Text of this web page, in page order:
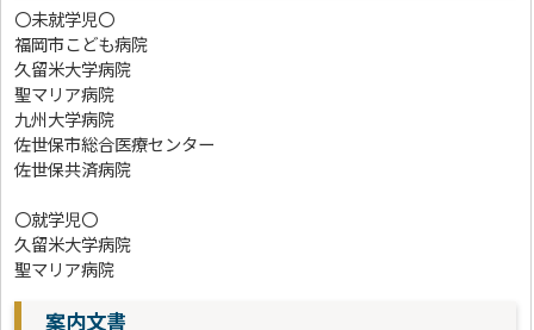
〇未就学児〇
福岡市こども病院
久留米大学病院
聖マリア病院
九州大学病院
佐世保市総合医療センター
佐世保共済病院
〇就学児〇
久留米大学病院
聖マリア病院
案内文書